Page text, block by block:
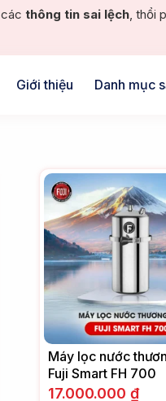
các thông tin sai lệch, thổi
Giới thiệu Danh mục
Máy lọc nước
Fuji Smart FH 700
17.000.000 ₫